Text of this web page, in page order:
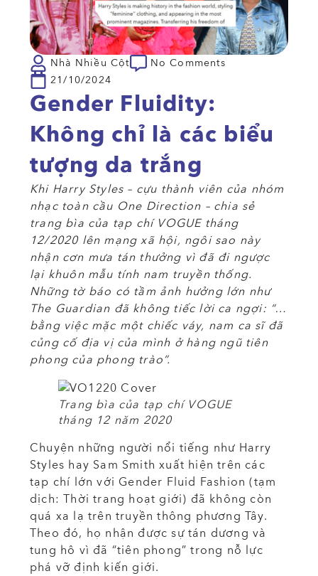
Nhà Nhiều Cột
No Comments
21/10/2024
Gender Fluidity:
Không chỉ là các biểu
tượng da trắng
Khi Harry Styles – cựu thành viên của nhóm
nhạc toàn cầu One Direction – chia sẻ
trang bìa của tạp chí VOGUE tháng
12/2020 lên mạng xã hội, ngôi sao này
nhận cơn mưa tán thưởng vì đã đi ngược
lại khuôn mẫu tính nam truyền thống.
Những tờ báo có tầm ảnh hưởng lớn như
The Guardian đã không tiếc lời ca ngợi: “…
bằng việc mặc một chiếc váy, nam ca sĩ đã
củng cố địa vị của mình ở hàng ngũ tiên
phong của phong trào”.
Trang bìa của tạp chí VOGUE
tháng 12 năm 2020
Chuyện những người nổi tiếng như Harry
Styles hay Sam Smith xuất hiện trên các
tạp chí lớn với Gender Fluid Fashion (tạm
dịch: Thời trang hoạt giới) đã không còn
quá xa lạ trên truyền thông phương Tây.
Theo đó, họ nhận được sự tán dương và
tung hô vì đã “tiên phong” trong nỗ lực
phá vỡ định kiến giới.